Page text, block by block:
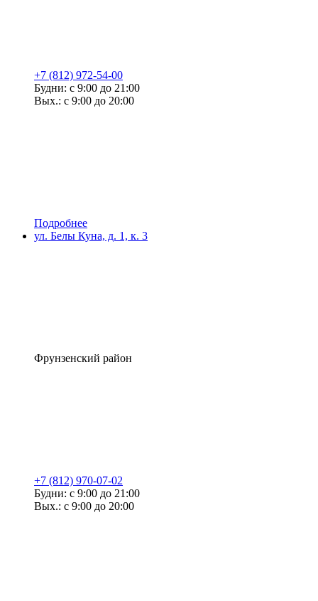
+7 (812) 972-54-00
Будни: с 9:00 до 21:00
Вых.: с 9:00 до 20:00
Подробнее
ул. Белы Куна, д. 1, к. 3
Фрунзенский район
+7 (812) 970-07-02
Будни: с 9:00 до 21:00
Вых.: с 9:00 до 20:00